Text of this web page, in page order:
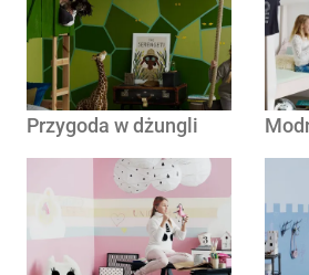
Przygoda w dżungli